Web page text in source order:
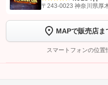
【STEP1】認証画面でグーネットを
トーク画面で
ボタンを
完了してください。
こ
〒243-0023 神奈川県厚
MAPで販売店ま
スマートフォンの位